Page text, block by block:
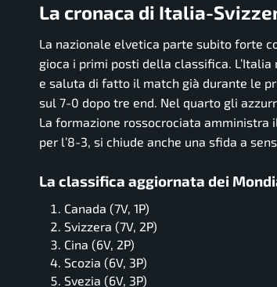
La cronaca di Italia-
La nazionale elvetica parte subito forte
gioca i primi posti della classifica.
e saluta di fatto il match già durante le
sul 7-0 dopo tre end. Nel quarto gli
La formazione rossocrociata amministra
per l’8-3, si chiude anche una sfida a
La classifica aggiornata dei
Canada (7V, 1P)
Svizzera (7V, 2P)
Cina (6V, 2P)
Scozia (6V, 3P)
Svezia (6V, 3P)